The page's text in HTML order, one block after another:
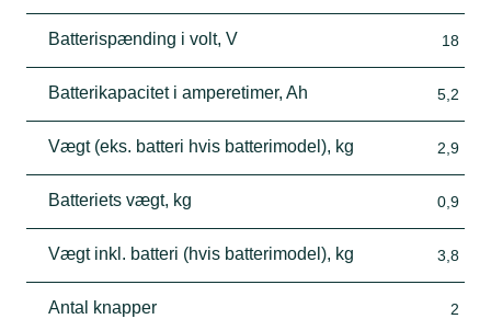
Batterispænding i volt, V 18
Batterikapacitet i amperetimer, Ah 5,2
Vægt (eks. batteri hvis batterimodel), kg 2,9
Batteriets vægt, kg 0,9
Vægt inkl. batteri (hvis batterimodel), kg 3,8
Antal knapper 2